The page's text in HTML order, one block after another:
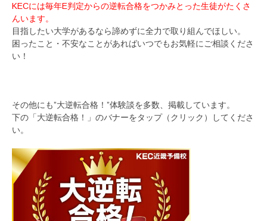
KECには毎年E判定からの逆転合格をつかみとった生徒がたくさ
んいます。
目指したい大学があるなら諦めずに全力で取り組んでほしい。
困ったこと・不安なことがあればいつでもお気軽にご相談くださ
い！
その他にも”大逆転合格！”体験談を多数、掲載しています。
下の「大逆転合格！」のバナーをタップ（クリック）してくださ
い。